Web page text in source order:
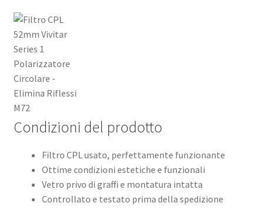
Condizioni del prodotto
Filtro CPL usato, perfettamente funzionante
Ottime condizioni estetiche e funzionali
Vetro privo di graffi e montatura intatta
Controllato e testato prima della spedizione